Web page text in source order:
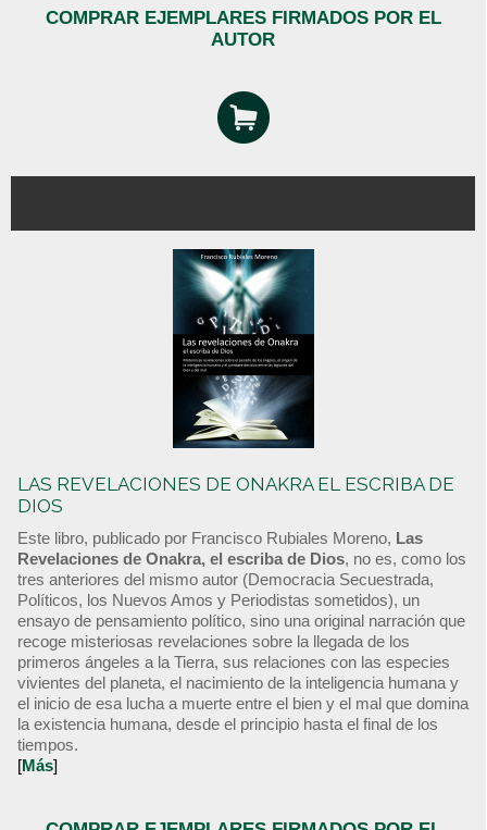
COMPRAR EJEMPLARES FIRMADOS POR EL
AUTOR
LAS REVELACIONES DE ONAKRA EL ESCRIBA DE
DIOS
Este libro, publicado por Francisco Rubiales Moreno, Las
Revelaciones de Onakra, el escriba de Dios, no es, como los
tres anteriores del mismo autor (Democracia Secuestrada,
Políticos, los Nuevos Amos y Periodistas sometidos), un
ensayo de pensamiento político, sino una original narración que
recoge misteriosas revelaciones sobre la llegada de los
primeros ángeles a la Tierra, sus relaciones con las especies
vivientes del planeta, el nacimiento de la inteligencia humana y
el inicio de esa lucha a muerte entre el bien y el mal que domina
la existencia humana, desde el principio hasta el final de los
tiempos.
[Más]